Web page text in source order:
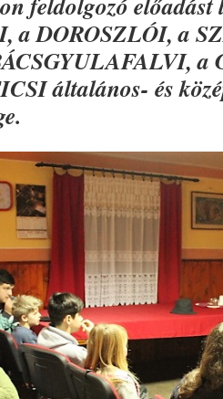
a DOROSZLÓI, a
a
általános- és